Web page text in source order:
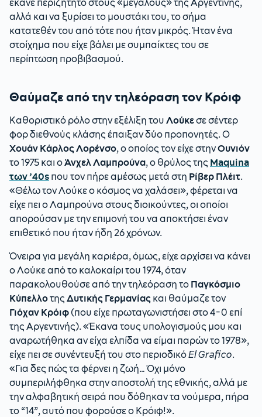
έκανε περιζήτητο στους «μεγάλους» της Αργεντινής,
αλλά και να ξυρίσει το μουστάκι του, το σήμα
κατατεθέν του από τότε που ήταν μικρός. Ήταν ένα
στοίχημα που είχε βάλει με συμπαίκτες του σε
περίπτωση προβιβασμού.
Θαύμαζε από την τηλεόραση τον Κρόιφ
Καθοριστικό ρόλο στην εξέλιξη του Λούκεσε σέντερ
φορ διεθνούς κλάσης έπαιξαν δύο προπονητές. Ο
Χουάν Κάρλος Λορένσο, ο οποίος τον είχε στηνΟυνιόν
το 1975 και οΆνχελ Λαμπρούνα, ο θρύλος της Maquina
των ’40s που τον πήρε αμέσως μετά στη Ρίβερ Πλέιτ.
«Θέλω τον Λούκε ο κόσμος να χαλάσει», φέρεται να
είχε πει ο Λαμπρούνα στους διοικούντες, οι οποίοι
απορούσαν με την επιμονή του να αποκτήσει έναν
επιθετικό που ήταν ήδη 26 χρόνων.
Όνειρα για μεγάλη καριέρα, όμως, είχε αρχίσει να κάνει
ο Λούκε από το καλοκαίρι του 1974, όταν
παρακολουθούσε από την τηλεόραση το Παγκόσμιο
Κύπελλοτης Δυτικής Γερμανίας και θαύμαζε τον
Γιόχαν Κρόιφ (που είχε πρωταγωνιστήσει στο 4-0 επί
της Αργεντινής). «Έκανα τους υπολογισμούς μου και
αναρωτήθηκα αν είχα ελπίδα να είμαι παρών το 1978»,
είχε πει σε συνέντευξή του στο περιοδικόEl Grafico.
«Για δες πώς τα φέρνει η ζωή… Όχι μόνο
συμπεριλήφθηκα στην αποστολή της εθνικής, αλλά με
την αλφαβητική σειρά που δόθηκαν τα νούμερα, πήρα
το “14”, αυτό που φορούσε ο Κρόιφ!».